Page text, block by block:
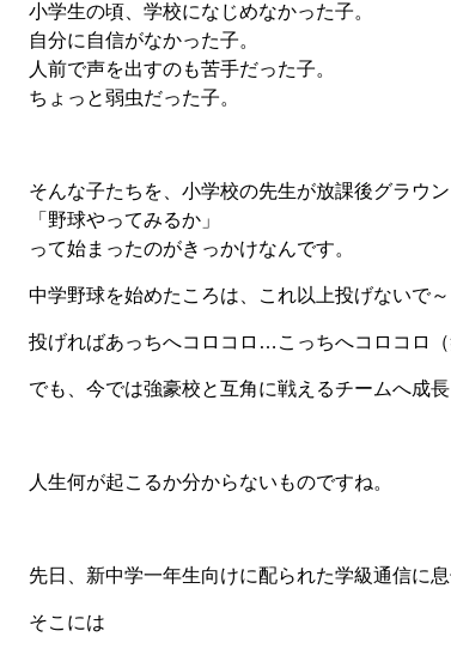
小学生の頃、学校になじめなかった子。
自分に自信がなかった子。
人前で声を出すのも苦手だった子。
ちょっと弱虫だった子。
そんな子たちを、小学校の先生が放課後グラウン
「野球やってみるか」
って始まったのがきっかけなんです。
中学野球を始めたころは、これ以上投げないで～
投げればあっちへコロコロ…こっちへコロコロ（
でも、今では強豪校と互角に戦えるチームへ成長
人生何が起こるか分からないものですね。
先日、新中学一年生向けに配られた学級通信に
そこには